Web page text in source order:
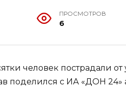
ПРОСМОТРОВ
6
человек пострадали от
поделился с ИА «ДОН 24»